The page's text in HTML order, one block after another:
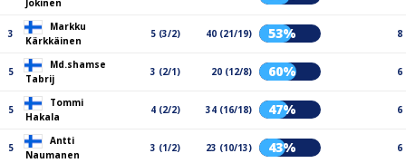
Jokinen
3
Markku
Kärkkäinen
5 (3/2) 40 (21/19) 53% 8
5
Md.shamse
Tabrij
3 (2/1) 20 (12/8) 60% 6
5
Tommi
Hakala
4 (2/2) 34 (16/18) 47% 6
5
Antti
Naumanen
3 (1/2) 23 (10/13) 43% 6